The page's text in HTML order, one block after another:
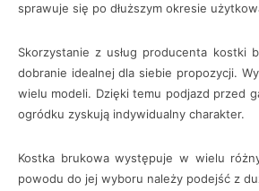
sprawuje się po dłuższym okresie
Skorzystanie z usług producenta kostki
dobranie idealnej dla siebie propozycji.
wielu modeli. Dzięki temu podjazd przed
ogródku zyskują indywidualny charakter.
Kostka brukowa występuje w wielu
powodu do jej wyboru należy podejść z